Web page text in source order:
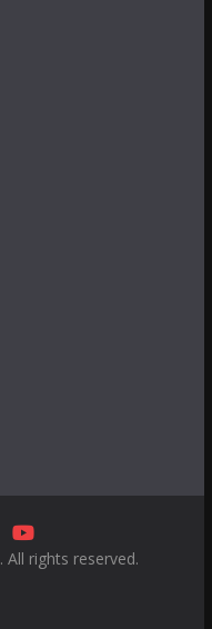
. All rights reserved.